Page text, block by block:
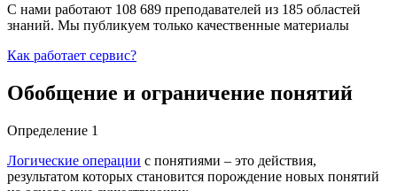
С нами работают 108 689 преподавателей из 185 областей
знаний. Мы публикуем только качественные материалы
Как работает сервис?
Обобщение и ограничение понятий
Определение 1
Логические операции с понятиями – это действия,
результатом которых становится порождение новых понятий